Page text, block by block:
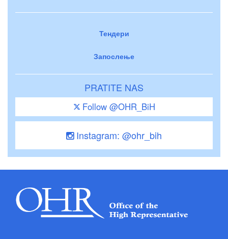
Тендери
Запослење
PRATITE NAS
Follow @OHR_BiH
Instagram: @ohr_bih